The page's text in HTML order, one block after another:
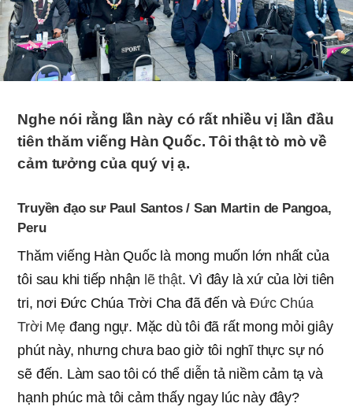
Nghe nói rằng lần này có rất nhiều vị lần đầu
tiên thăm viếng Hàn Quốc. Tôi thật tò mò về
cảm tưởng của quý vị ạ.
Truyền đạo sư Paul Santos / San Martin de Pangoa,
Peru
Thăm viếng Hàn Quốc là mong muốn lớn nhất của
tôi sau khi tiếp nhận lẽ thật. Vì đây là xứ của lời tiên
tri, nơi Đức Chúa Trời Cha đã đến và Đức Chúa
Trời Mẹ đang ngự. Mặc dù tôi đã rất mong mỏi giây
phút này, nhưng chưa bao giờ tôi nghĩ thực sự nó
sẽ đến. Làm sao tôi có thể diễn tả niềm cảm tạ và
hạnh phúc mà tôi cảm thấy ngay lúc này đây?